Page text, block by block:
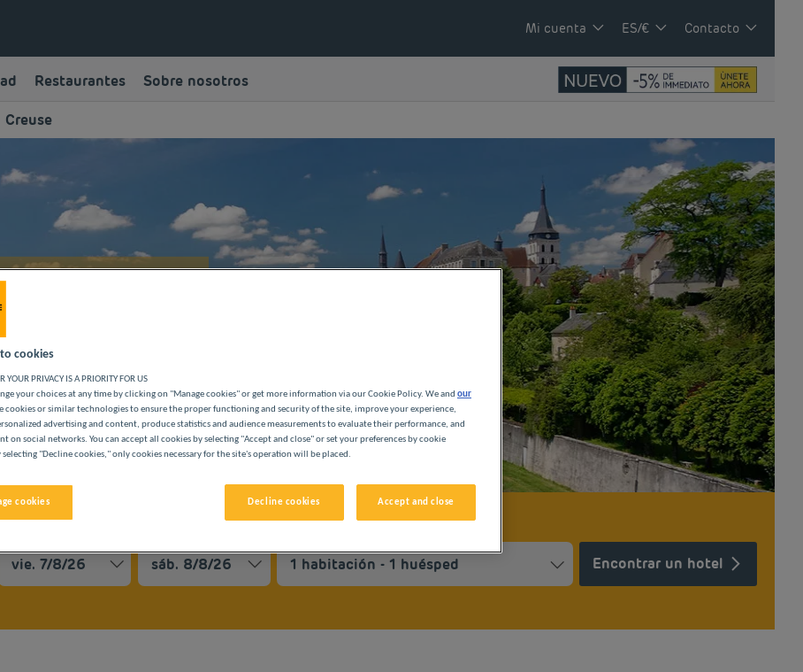
Mi cuenta ES/€ Contacto
Restaurantes Sobre nosotros
Creuse
PREMIÈRE CLASSE
Encontrar un hotel
cookies
YOUR PRIVACY IS A PRIORITY FOR US
your choices at any time by clicking on "Manage cookies" or get more information via our Cookie Policy. We and our
cookies or similar technologies to ensure the proper functioning and security of the site, improve your experience,
advertising and content, produce statistics and audience measurements to evaluate their performance, and
on social networks. You can accept all cookies by selecting "Accept and close" or set your preferences by cookie
selecting "Decline cookies," only cookies necessary for the site's operation will be placed.
cookies Decline cookies Accept and close